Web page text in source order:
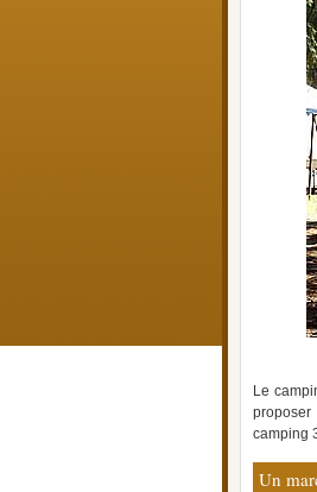
Le
proposer
camping
Un